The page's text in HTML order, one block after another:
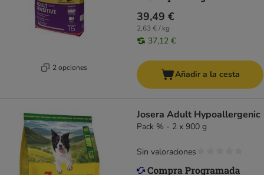
2 opciones
39,49 €
2,63 € / kg
37,12 €
Añadir a la cesta
Josera Adult Hypoallergenic
Pack % - 2 x 900 g
Sin valoraciones